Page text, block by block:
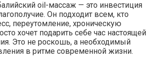
oil-массаж — это инвестиция
Он подходит всем, кто
переутомление, хроническую
хочет подарить себе час настоящей
Это не роскошь, а необходимый
в ритме современной жизни.